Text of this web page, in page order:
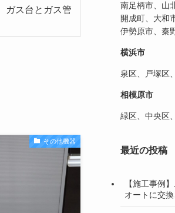
ガス台とガス管
その他機器
南足柄市、山
開成町、大和
伊勢原市、秦
横浜市
泉区、戸塚区
相模原市
緑区、中央区
最近の投稿
【施工事例
オートに交